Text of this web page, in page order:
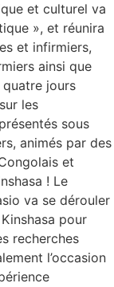
et culturel va
», et réunira
et infirmiers,
ainsi que
quatre jours
les
sous
animés par des
et
! Le
va se dérouler
pour
recherches
l’occasion